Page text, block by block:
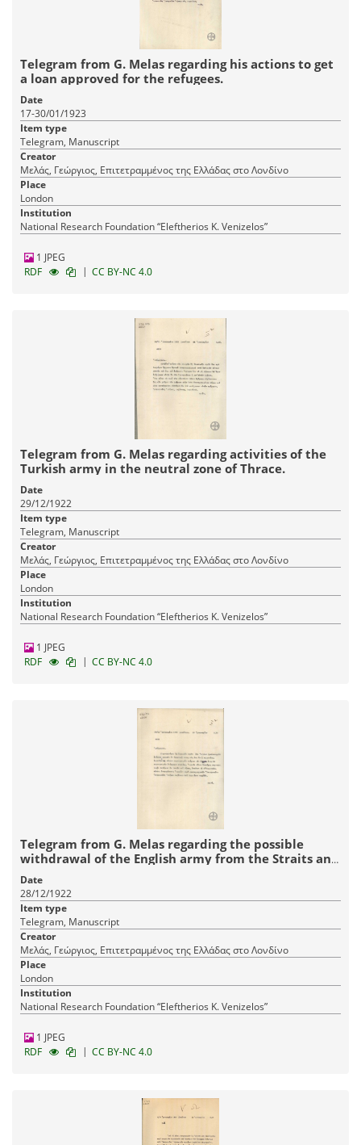
Telegram from G. Melas regarding his actions to get
a loan approved for the refugees.
Date
17-30/01/1923
Item type
Telegram, Manuscript
Creator
Μελάς, Γεώργιος, Επιτετραμμένος της Ελλάδας στο Λονδίνο
Place
London
Institution
National Research Foundation “Eleftherios K. Venizelos”
1 JPEG
RDF
| CC BY-NC 4.0
Telegram from G. Melas regarding activities of the
Turkish army in the neutral zone of Thrace.
Date
29/12/1922
Item type
Telegram, Manuscript
Creator
Μελάς, Γεώργιος, Επιτετραμμένος της Ελλάδας στο Λονδίνο
Place
London
Institution
National Research Foundation “Eleftherios K. Venizelos”
1 JPEG
RDF
| CC BY-NC 4.0
Telegram from G. Melas regarding the possible
withdrawal of the English army from the Straits and
the Rhine.
Date
28/12/1922
Item type
Telegram, Manuscript
Creator
Μελάς, Γεώργιος, Επιτετραμμένος της Ελλάδας στο Λονδίνο
Place
London
Institution
National Research Foundation “Eleftherios K. Venizelos”
1 JPEG
RDF
| CC BY-NC 4.0